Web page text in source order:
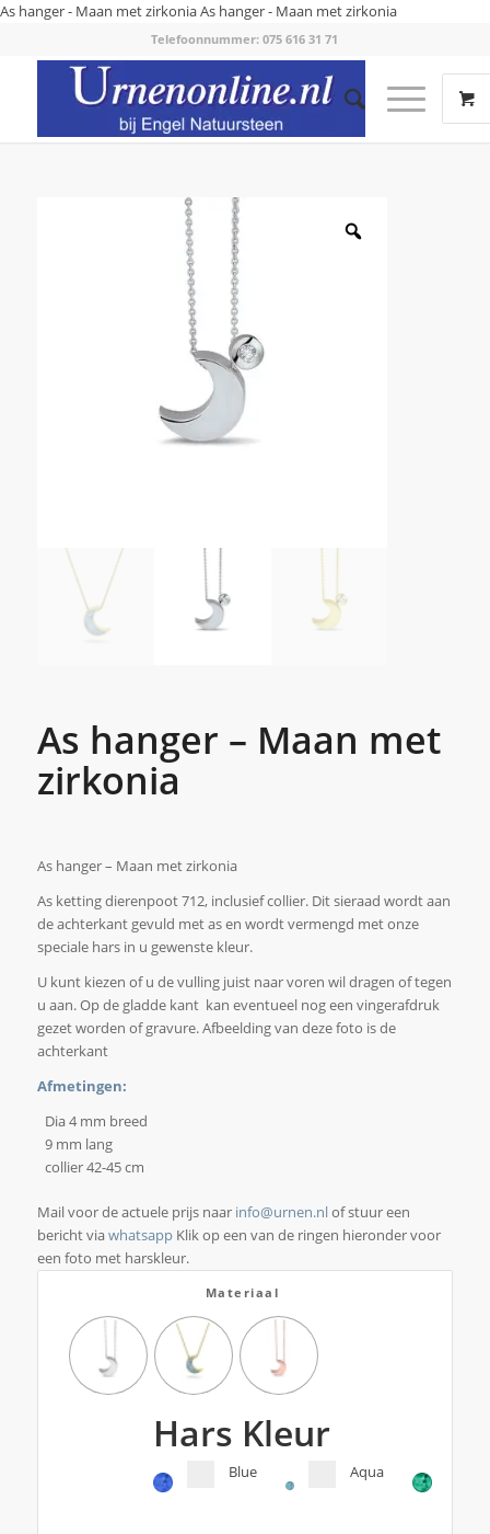
As hanger - Maan met zirkoniaAs hanger - Maan met zirkonia
Telefoonnummer: 075 616 31 71
As hanger – Maan met
zirkonia
As hanger – Maan met zirkonia
As ketting dierenpoot 712, inclusief collier. Dit sieraad wordt aan
de achterkant gevuld met as en wordt vermengd met onze
speciale hars in u gewenste kleur.
U kunt kiezen of u de vulling juist naar voren wil dragen of tegen
u aan. Op de gladde kant kan eventueel nog een vingerafdruk
gezet worden of gravure. Afbeelding van deze foto is de
achterkant
Afmetingen:
Dia 4 mm breed
9 mm lang
collier 42-45 cm
Mail voor de actuele prijs naar info@urnen.nlof stuur een
bericht viawhatsappKlik op een van de ringen hieronder voor
een foto met harskleur.
Materiaal
Hars Kleur
Blue Aqua